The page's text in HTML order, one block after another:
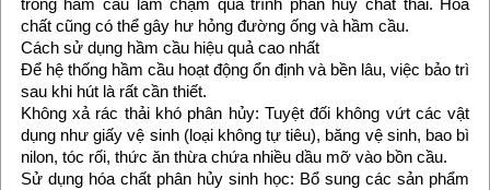
trong hầm cầu làm chậm quá trình phân hủy chất thải. Hóa
chất cũng có thể gây hư hỏng đường ống và hầm cầu.
Cách sử dụng hầm cầu hiệu quả cao nhất
Để hệ thống hầm cầu hoạt động ổn định và bền lâu, việc bảo trì
sau khi hút là rất cần thiết.
Không xả rác thải khó phân hủy: Tuyệt đối không vứt các vật
dụng như giấy vệ sinh (loại không tự tiêu), băng vệ sinh, bao bì
nilon, tóc rối, thức ăn thừa chứa nhiều dầu mỡ vào bồn cầu.
Sử dụng hóa chất phân hủy sinh học: Bổ sung các sản phẩm